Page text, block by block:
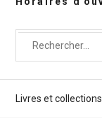
Livres et collections